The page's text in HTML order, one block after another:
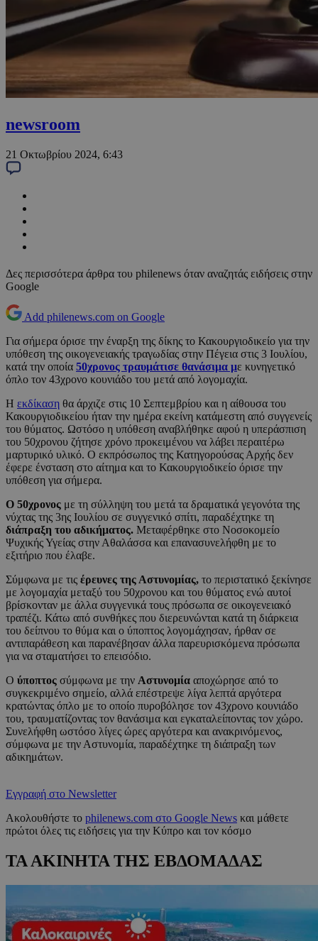
newsroom
21 Οκτωβρίου 2024, 6:43
Δες περισσότερα άρθρα του philenews όταν αναζητάς ειδήσεις στην
Google
Add philenews.com on Google
Για σήμερα όρισε την έναρξη της δίκης το Κακουργιοδικείο για την
υπόθεση της οικογενειακής τραγωδίας στην Πέγεια στις 3 Ιουλίου,
κατά την οποία 50χρονος τραυμάτισε θανάσιμα με κυνηγετικό
όπλο τον 43χρονο κουνιάδο του μετά από λογομαχία.
Η εκδίκαση θα άρχιζε στις 10 Σεπτεμβρίου και η αίθουσα του
Κακουργιοδικείου ήταν την ημέρα εκείνη κατάμεστη από συγγενείς
του θύματος. Ωστόσο η υπόθεση αναβλήθηκε αφού η υπεράσπιση
του 50χρονου ζήτησε χρόνο προκειμένου να λάβει περαιτέρω
μαρτυρικό υλικό. Ο εκπρόσωπος της Κατηγορούσας Αρχής δεν
έφερε ένσταση στο αίτημα και το Κακουργιοδικείο όρισε την
υπόθεση για σήμερα.
Ο 50χρονος με τη σύλληψη του μετά τα δραματικά γεγονότα της
νύχτας της 3ης Ιουλίου σε συγγενικό σπίτι, παραδέχτηκε τη
διάπραξη του αδικήματος. Μεταφέρθηκε στο Νοσοκομείο
Ψυχικής Υγείας στην Αθαλάσσα και επανασυνελήφθη με το
εξιτήριο που έλαβε.
Σύμφωνα με τις έρευνες της Αστυνομίας, το περιστατικό ξεκίνησε
με λογομαχία μεταξύ του 50χρονου και του θύματος ενώ αυτοί
βρίσκονταν με άλλα συγγενικά τους πρόσωπα σε οικογενειακό
τραπέζι. Κάτω από συνθήκες που διερευνώνται κατά τη διάρκεια
του δείπνου το θύμα και ο ύποπτος λογομάχησαν, ήρθαν σε
αντιπαράθεση και παρανέβησαν άλλα παρευρισκόμενα πρόσωπα
για να σταματήσει το επεισόδιο.
Ο ύποπτος σύμφωνα με την Αστυνομία αποχώρησε από το
συγκεκριμένο σημείο, αλλά επέστρεψε λίγα λεπτά αργότερα
κρατώντας όπλο με το οποίο πυροβόλησε τον 43χρονο κουνιάδο
του, τραυματίζοντας τον θανάσιμα και εγκαταλείποντας τον χώρο.
Συνελήφθη ωστόσο λίγες ώρες αργότερα και ανακρινόμενος,
σύμφωνα με την Αστυνομία, παραδέχτηκε τη διάπραξη των
αδικημάτων.
Εγγραφή στο Newsletter
Ακολουθήστε το philenews.com στο Google News και μάθετε
πρώτοι όλες τις ειδήσεις για την Κύπρο και τον κόσμο
ΤΑ ΑΚΙΝΗΤΑ ΤΗΣ ΕΒΔΟΜΑΔΑΣ